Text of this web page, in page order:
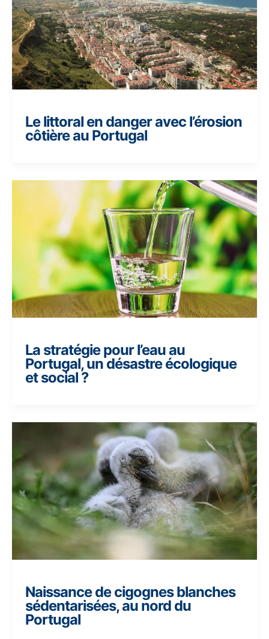
Le littoral en danger avec l’érosion
côtière au Portugal
La stratégie pour l’eau au
Portugal, un désastre écologique
et social ?
Naissance de cigognes blanches
sédentarisées, au nord du
Portugal